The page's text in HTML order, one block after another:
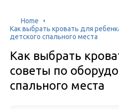
Home
Как выбрать кровать для
детского спального места
Как выбрать
советы по
спального места